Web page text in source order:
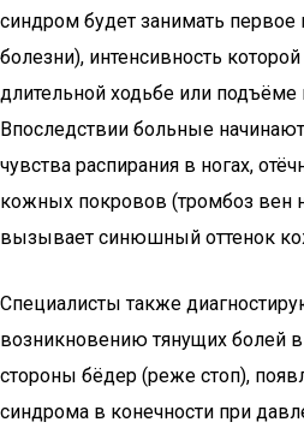
синдром будет занимать первое
болезни), интенсивность
длительной ходьбе или подъёме
Впоследствии больные
чувства распирания в ногах,
кожных покровов (тромбоз вен
вызывает синюшный оттенок
Специалисты также
возникновению тянущих болей
стороны бёдер (реже стоп),
синдрома в конечности при